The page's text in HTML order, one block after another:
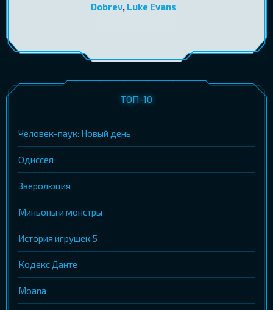
Dobrev, Luke Evans
ТОП-10
Человек-паук: Новый день
Одиссея
Зверолюция
Миньоны и монстры
История игрушек 5
Кодекс Данте
Moana